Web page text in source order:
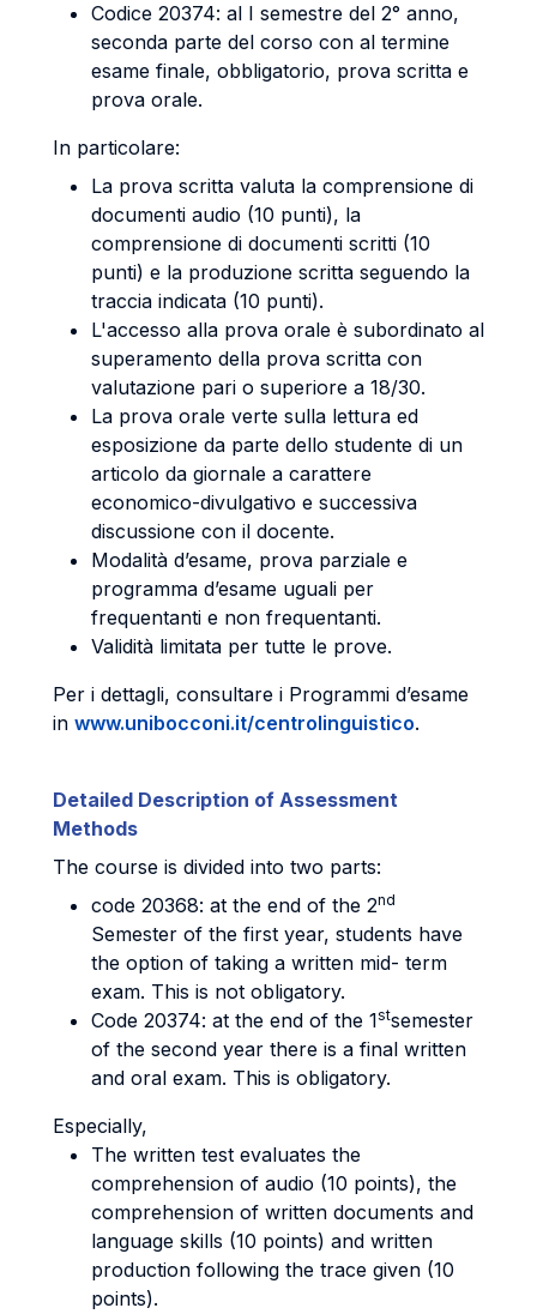
Codice 20374: al I semestre del 2° anno,
seconda parte del corso con al termine
esame finale, obbligatorio, prova scritta e
prova orale.
In particolare:
La prova scritta valuta la comprensione di
documenti audio (10 punti), la
comprensione di documenti scritti (10
punti) e la produzione scritta seguendo la
traccia indicata (10 punti).
L'accesso alla prova orale è subordinato al
superamento della prova scritta con
valutazione pari o superiore a 18/30.
La prova orale verte sulla lettura ed
esposizione da parte dello studente di un
articolo da giornale a carattere
economico-divulgativo e successiva
discussione con il docente.
Modalità d’esame, prova parziale e
programma d’esame uguali per
frequentanti e non frequentanti.
Validità limitata per tutte le prove.
Per i dettagli, consultare i Programmi d’esame
in www.unibocconi.it/centrolinguistico.
Detailed Description of Assessment
Methods
The course is divided into two parts:
code 20368: at the end of the 2nd
Semester of the first year, students have
the option of taking a written mid- term
exam. This is not obligatory.
Code 20374: at the end of the 1stsemester
of the second year there is a final written
and oral exam. This is obligatory.
Especially,
The written test evaluates the
comprehension of audio (10 points), the
comprehension of written documents and
language skills (10 points) and written
production following the trace given (10
points).